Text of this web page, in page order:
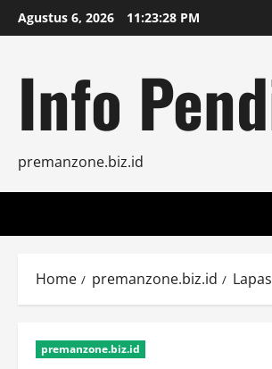
Skip
to
Agustus 6, 2026 11:23:30 PM
Info
premanzone.biz.id
Home premanzone.biz.id
premanzone.biz.id